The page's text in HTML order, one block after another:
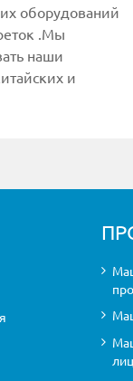
оборудований
.Мы
наши
и